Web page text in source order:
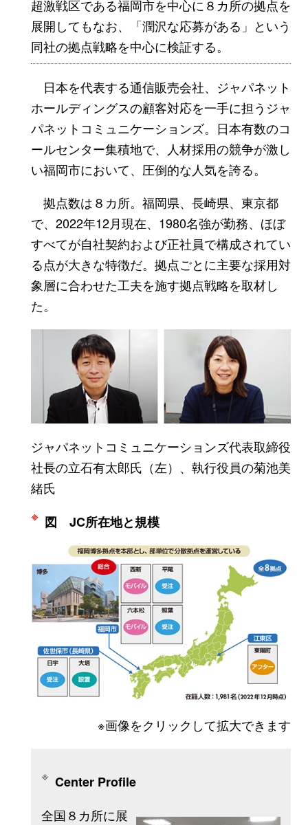
超激戦区である福岡市を中心に８カ所の拠点を
展開してもなお、「潤沢な応募がある」という
同社の拠点戦略を中心に検証する。
日本を代表する通信販売会社、ジャパネット
ホールディングスの顧客対応を一手に担うジャ
パネットコミュニケーションズ。日本有数のコ
ールセンター集積地で、人材採用の競争が激し
い福岡市において、圧倒的な人気を誇る。
拠点数は８カ所。福岡県、長崎県、東京都
で、2022年12月現在、1980名強が勤務、ほぼ
すべてが自社契約および正社員で構成されてい
る点が大きな特徴だ。拠点ごとに主要な採用対
象層に合わせた工夫を施す拠点戦略を取材し
た。
ジャパネットコミュニケーションズ代表取締役
社長の立石有太郎氏（左）、執行役員の菊池美
緒氏
図 JC所在地と規模
※画像をクリックして拡大できます
Center Profile
全国８カ所に展